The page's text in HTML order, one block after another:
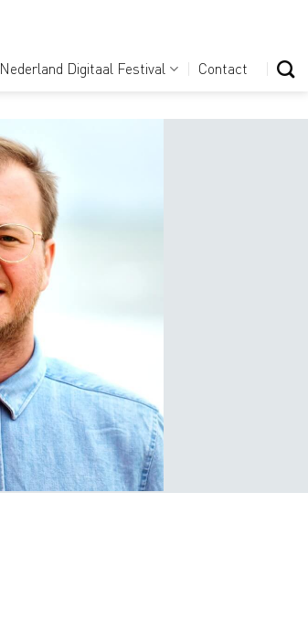
Nederland Digitaal Festival Contact